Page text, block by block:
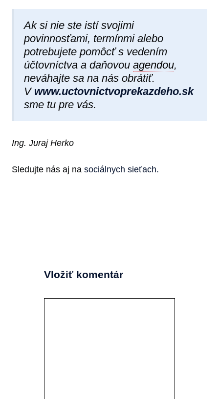
Ak si nie ste istí svojimi
povinnosťami, termínmi alebo
potrebujete pomôcť s vedením
účtovníctva a daňovou agendou,
neváhajte sa na nás obrátiť.
V www.uctovnictvoprekazdeho.sk
sme tu pre vás.
Ing. Juraj Herko
Sledujte nás aj na sociálnych sieťach.
Vložiť komentár